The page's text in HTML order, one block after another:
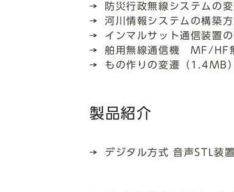
防災行政無線システムの
河川情報システムの構築
インマルサット通信装置
舶用無線通信機 MF/HF
もの作りの変遷（1.4MB）
製品紹介
デジタル方式 音声STL装